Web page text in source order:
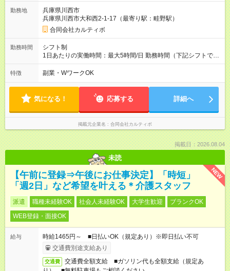
じです。
勤務地
兵庫県川西市
兵庫県川西市大和西2-1-17（最寄り駅：畦野駅）
合同会社カルティボ
勤務時間
シフト制
1日あたりの実働時間：最大5時間/日 勤務時間（下記シフトで週
2日以上） 月～金 14：30～18：30 休憩0分 土 13：30～
18：30 休憩0分
特徴 副業・WワークOK
気になる！ 応募する 詳細へ
掲載元企業名 合同会社カルティボ
掲載日：2026.08.04
未読
NEW
【午前に登録⇒午後にお仕事決定】「時短」
「週2日」など希望を叶える＊介護スタッフ
派遣 職種未経験OK 社会人未経験OK 大学生歓迎
ブランクOK
WEB登録・面接OK
給与
時給1465円～ ■日払いOK（規定あり）※即日払い不可
交通費別途支給あり
交通費
交通費全額支給 ■ガソリン代も全額支給（規定あ